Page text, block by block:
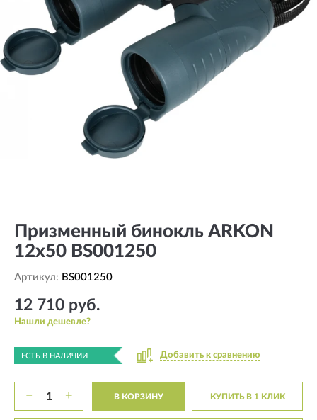
Призменный бинокль ARKON
12x50 BS001250
Артикул: BS001250
12 710 руб.
Нашли дешевле?
ЕСТЬ В НАЛИЧИИ Добавить к сравнению
− + В КОРЗИНУ КУПИТЬ В 1 КЛИК